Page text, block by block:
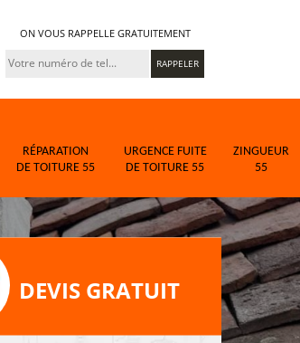
ON VOUS RAPPELLE GRATUITEMENT
RÉPARATION
DE TOITURE 55
URGENCE FUITE
DE TOITURE 55
ZINGUEUR
55
DEVIS GRATUIT